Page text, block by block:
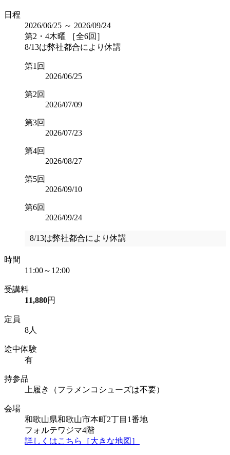
日程
2026/06/25 ～ 2026/09/24
第2・4木曜 ［全6回］
8/13は弊社都合により休講
第1回
2026/06/25
第2回
2026/07/09
第3回
2026/07/23
第4回
2026/08/27
第5回
2026/09/10
第6回
2026/09/24
8/13は弊社都合により休講
時間
11:00～12:00
受講料
11,880円
定員
8人
途中体験
有
持参品
上履き（フラメンコシューズは不要）
会場
和歌山県和歌山市本町2丁目1番地
フォルテワジマ4階
詳しくはこちら［大きな地図］